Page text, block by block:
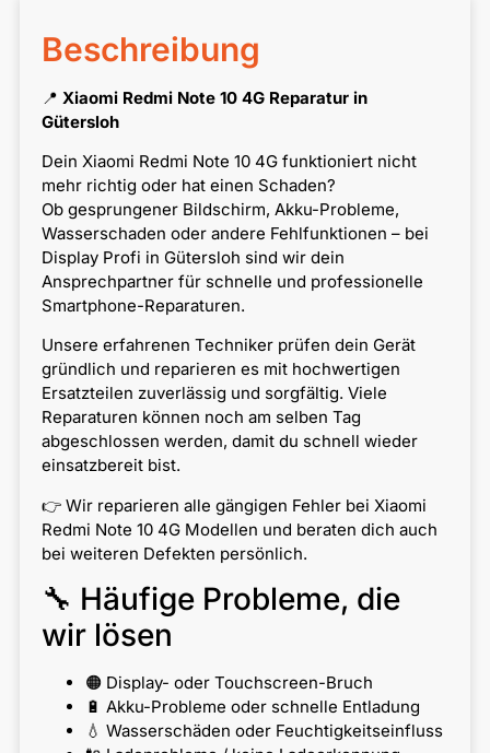
Beschreibung
📍 Xiaomi Redmi Note 10 4G Reparatur in
Gütersloh
Dein Xiaomi Redmi Note 10 4G funktioniert nicht
mehr richtig oder hat einen Schaden?
Ob gesprungener Bildschirm, Akku-Probleme,
Wasserschaden oder andere Fehlfunktionen – bei
Display Profi in Gütersloh sind wir dein
Ansprechpartner für schnelle und professionelle
Smartphone-Reparaturen.
Unsere erfahrenen Techniker prüfen dein Gerät
gründlich und reparieren es mit hochwertigen
Ersatzteilen zuverlässig und sorgfältig. Viele
Reparaturen können noch am selben Tag
abgeschlossen werden, damit du schnell wieder
einsatzbereit bist.
👉 Wir reparieren alle gängigen Fehler bei Xiaomi
Redmi Note 10 4G Modellen und beraten dich auch
bei weiteren Defekten persönlich.
🔧 Häufige Probleme, die
wir lösen
🟠 Display- oder Touchscreen-Bruch
🔋 Akku-Probleme oder schnelle Entladung
💧 Wasserschäden oder Feuchtigkeitseinfluss